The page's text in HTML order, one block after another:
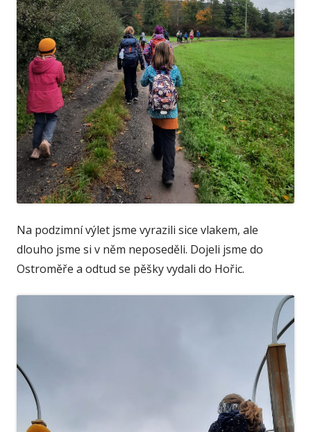
Na podzimní výlet jsme vyrazili sice vlakem, ale
dlouho jsme si v něm neposeděli. Dojeli jsme do
Ostroměře a odtud se pěšky vydali do Hořic.